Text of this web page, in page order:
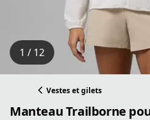
1 / 12
Vestes et gilets
Manteau Trailborne